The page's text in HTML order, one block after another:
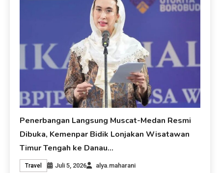
Penerbangan Langsung Muscat-Medan Resmi
Dibuka, Kemenpar Bidik Lonjakan Wisatawan
Timur Tengah ke Danau…
Travel Juli 5, 2026
alya.maharani